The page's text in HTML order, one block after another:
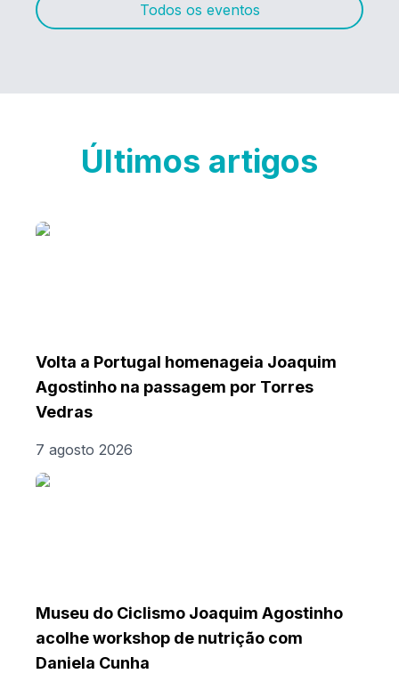
Todos os eventos
Últimos artigos
Volta a Portugal homenageia Joaquim
Agostinho na passagem por Torres
Vedras
7 agosto 2026
Museu do Ciclismo Joaquim Agostinho
acolhe workshop de nutrição com
Daniela Cunha